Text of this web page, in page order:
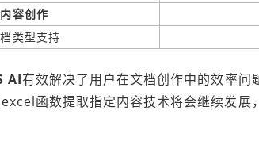
内容创作
类型支持
AI有效解决了用户在文档创作中的效率问
函数提取指定内容技术将会继续发展